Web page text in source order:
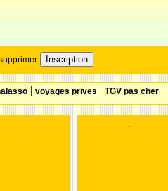
Inscription
| voyages prives | TGV pas cher
-